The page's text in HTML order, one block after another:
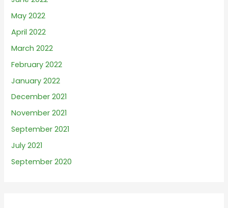
May 2022
April 2022
March 2022
February 2022
January 2022
December 2021
November 2021
September 2021
July 2021
September 2020